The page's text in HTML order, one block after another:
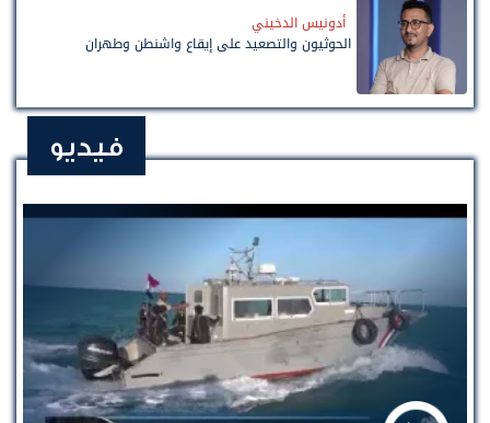
أدونيس الدخيني
الحوثيون والتصعيد على إيقاع واشنطن وطهران
فيديو